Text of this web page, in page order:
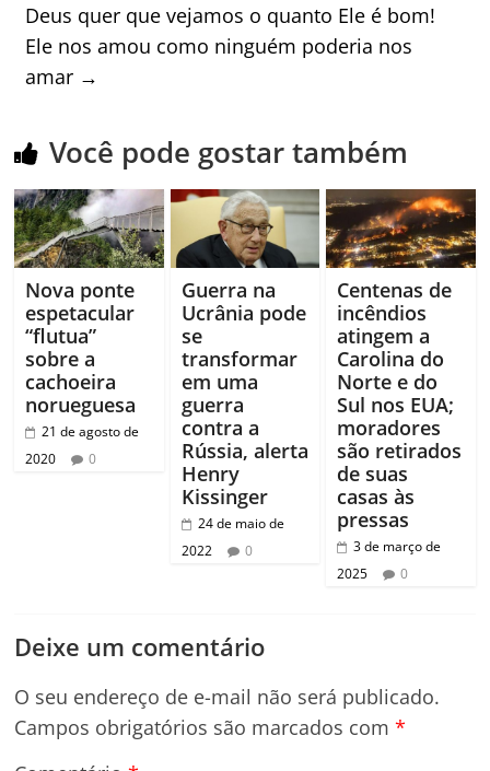
Deus quer que vejamos o quanto Ele é bom!
Ele nos amou como ninguém poderia nos
amar →
Você pode gostar também
Nova ponte
espetacular
“flutua”
sobre a
cachoeira
norueguesa
21 de agosto de
2020
0
Guerra na
Ucrânia pode
se
transformar
em uma
guerra
contra a
Rússia, alerta
Henry
Kissinger
24 de maio de
2022
0
Centenas de
incêndios
atingem a
Carolina do
Norte e do
Sul nos EUA;
moradores
são retirados
de suas
casas às
pressas
3 de março de
2025
0
Deixe um comentário
O seu endereço de e-mail não será publicado.
Campos obrigatórios são marcados com*